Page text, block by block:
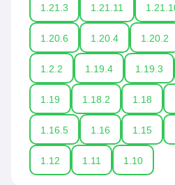
1.21.3 1.21.11
1.20.6 1.20.4 1.20.2
1.2.2 1.19.4 1.19.3
1.19 1.18.2 1.18
1.16.5 1.16 1.15
1.12 1.11 1.10